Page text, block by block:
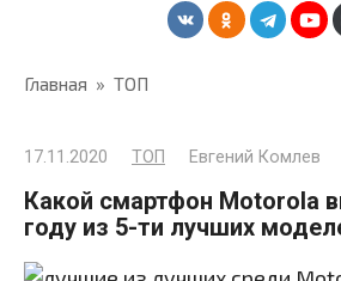
Главная » ТОП
17.11.2020 ТОП Евгений Комлев
Какой смартфон Motorola
году из 5-ти лучших